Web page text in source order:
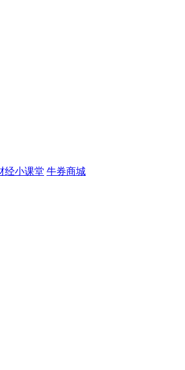
经小课堂 牛券商城